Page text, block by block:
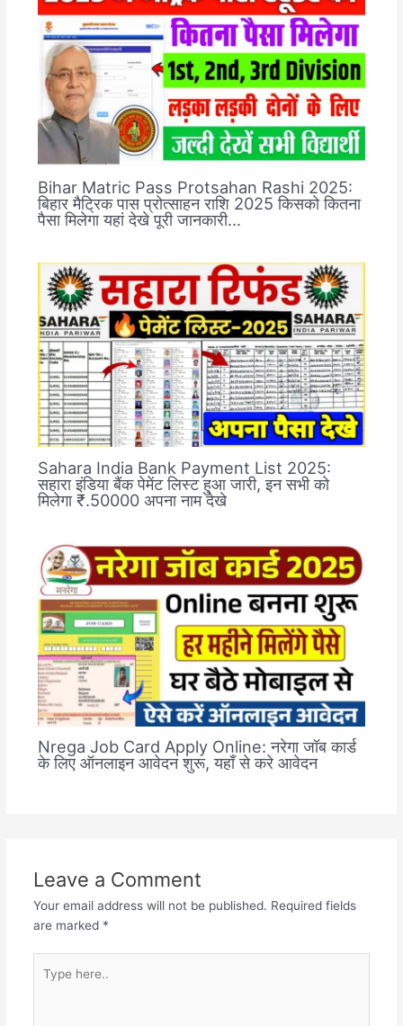
Bihar Matric Pass Protsahan Rashi 2025:
बिहार मैट्रिक पास प्रोत्साहन राशि 2025 किसको कितना
पैसा मिलेगा यहां देखे पूरी जानकारी…
Sahara India Bank Payment List 2025:
सहारा इंडिया बैंक पेमेंट लिस्ट हुआ जारी, इन सभी को
मिलेगा ₹.50000 अपना नाम देखे
Nrega Job Card Apply Online: नरेगा जॉब कार्ड
के लिए ऑनलाइन आवेदन शुरू, यहाँ से करे आवेदन
Leave a Comment
Your email address will not be published. Required fields
are marked *
here..